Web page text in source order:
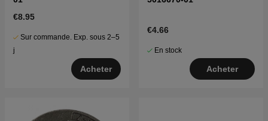
€8.95
Sur commande. Exp. sous 2–5
j
Acheter
€4.66
En stock
Acheter